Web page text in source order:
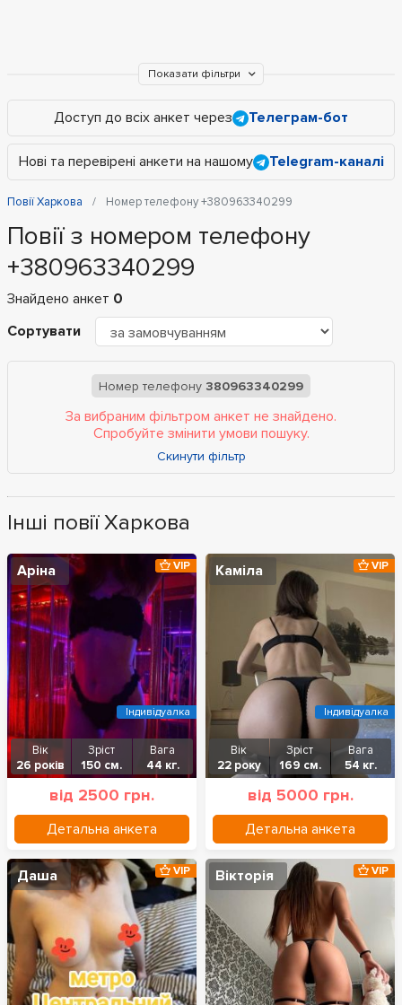
Показати фільтри
Доступ до всіх анкет через Телеграм-бот
Нові та перевірені анкети на нашому Telegram-каналі
Повії Харкова Номер телефону +380963340299
Повії з номером телефону
+380963340299
Знайдено анкет 0
Сортувати
Номер телефону 380963340299
За вибраним фільтром анкет не знайдено.
Спробуйте змінити умови пошуку.
Скинути фільтр
Інші повії Харкова
Аріна
Вік
26 років
Зріст
150 см.
Вага
44 кг.
від 2500 грн.
Детальна анкета
VIP
Індивідуалка
Каміла
Вік
22 року
Зріст
169 см.
Вага
54 кг.
від 5000 грн.
Детальна анкета
VIP
Індивідуалка
Даша VIP Вікторія VIP